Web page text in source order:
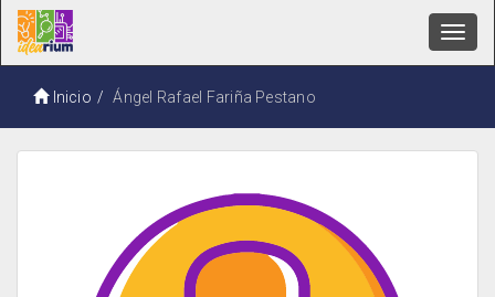
Inicio Ángel Rafael Fariña Pestano